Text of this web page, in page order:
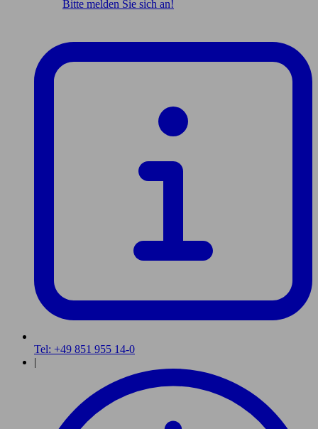
Bitte melden Sie sich an!
Tel: +49 851 955 14-0
|